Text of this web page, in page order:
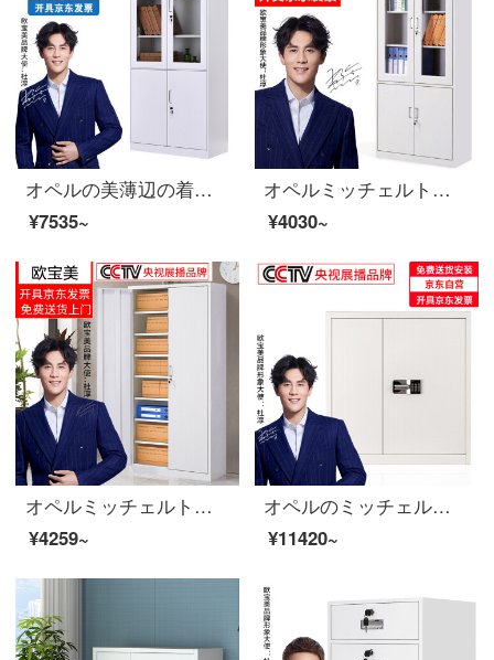
オペルの美薄辺の着脱チェイスト資料棚の書類棚の鋼製の鉄の皮の戸棚の大きい器のチェイスト
¥7535~
オペルミッチェルトオフィスキャビネット鋼製のブリーフィングキャビネットの資料棚のアーカイブキャビネット。
¥4030~
オペルミッチェルトオフィスキャビネット鋼製の鉄の皮のキャビネットの資料棚のアーカイブキャビネット
¥4259~
オペルのミッチェルシーの書類棚の二重保険の暗証番号の箱の国宝のロックは、次の節に厚い金を加えます。
¥11420~